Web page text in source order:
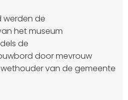
de
het museum
de
door mevrouw
wethouder van de gemeente